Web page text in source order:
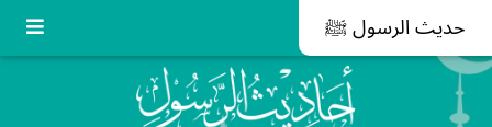
حديث الرسول ﷺ